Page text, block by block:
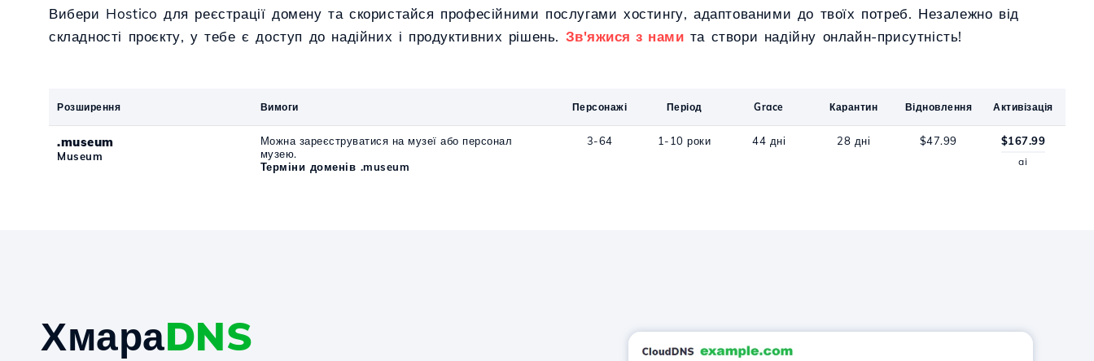
Вибери Hostico для реєстрації домену та скористайся професійними послугами хостингу, адаптованими до твоїх потреб. Незалежно від
складності проєкту, у тебе є доступ до надійних і продуктивних рішень. Зв'яжися з нами та створи надійну онлайн-присутність!
Розширення Вимоги Персонажі Період Grace Карантин Відновлення Активізація
.museum
Museum
Можна зареєструватися на музеї або персонал
музею.
Терміни доменів .museum
3-64 1-10 роки 44 дні 28 дні $47.99 $167.99
ai
ХмараDNS